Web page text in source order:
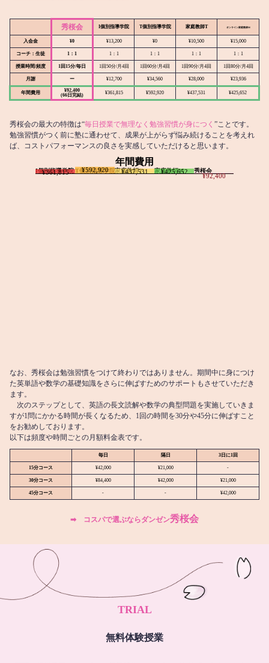
秀桜会 I個別指導学院 T個別指導学院 家庭教師T オンライン家庭教師M
入会金 ¥0 ¥13,200 ¥0 ¥10,500 ¥15,000
コーチ：生徒 1：1 1：1 1：1 1：1 1：1
授業時間/頻度 1回15分/毎日 1回50分/月4回 1回60分/月4回 1回90分/月4回 1回80分/月4回
月謝 ー ¥12,700 ¥34,560 ¥28,000 ¥23,936
年間費用
¥92,400
(66日完結)
¥361,815 ¥592,920 ¥437,531 ¥425,652
秀桜会の最大の特徴は“毎日授業で無理なく勉強習慣が身につく ”ことです。
勉強習慣がつく前に塾に通わせて、成果が上がらず悩み続けることを考えれ
ば、コストパフォーマンスの良さを実感していただけると思います。
年間費用
I個別指導学院
¥361,815 T個別指導学院
¥592,920 家庭教師T
¥437,531 家庭教師M
¥425,652 秀桜会
¥92,400
なお、秀桜会は勉強習慣をつけて終わりではありません。期間中に身につけ
た英単語や数学の基礎知識をさらに伸ばすためのサポートもさせていただき
ます。
次のステップとして、英語の長文読解や数学の典型問題を実施していきま
すが1問にかかる時間が長くなるため、1回の時間を30分や45分に伸ばすこと
をお勧めしております。
以下は頻度や時間ごとの月額料金表です。
毎日 隔日 3日に1回
15分コース ¥42,000 ¥21,000 -
30分コース ¥84,400 ¥42,000 ¥21,000
45分コース - - ¥42,000
➡︎ コスパで選ぶならダンゼン秀桜会
TRIAL
無料体験授業